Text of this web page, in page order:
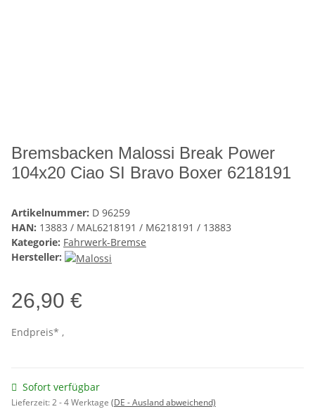
Bremsbacken Malossi Break Power
104x20 Ciao SI Bravo Boxer 6218191
Artikelnummer: D 96259
HAN: 13883 / MAL6218191 / M6218191 / 13883
Kategorie: Fahrwerk-Bremse
Hersteller:
26,90 €
Endpreis* ,
Sofort verfügbar
Lieferzeit:2 - 4 Werktage (DE - Ausland abweichend)